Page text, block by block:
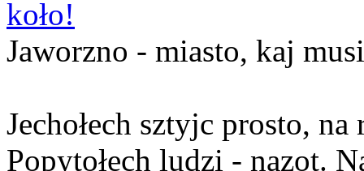
Jaworzno - miasto, kaj
Jechołech sztyjc prosto,
Popytołech ludzi - nazot.